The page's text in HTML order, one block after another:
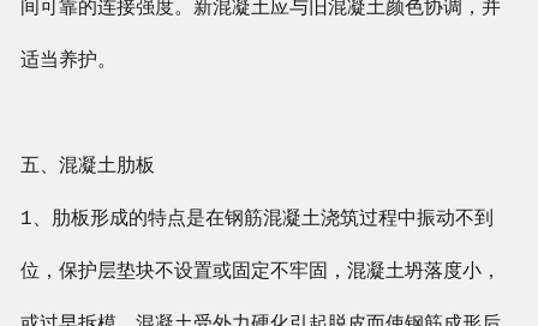
间可靠的连接强度。新混凝土应与旧混凝土颜色协调，并
适当养护。
五、混凝土肋板
1、肋板形成的特点是在钢筋混凝土浇筑过程中振动不到
位，保护层垫块不设置或固定不牢固，混凝土坍落度小，